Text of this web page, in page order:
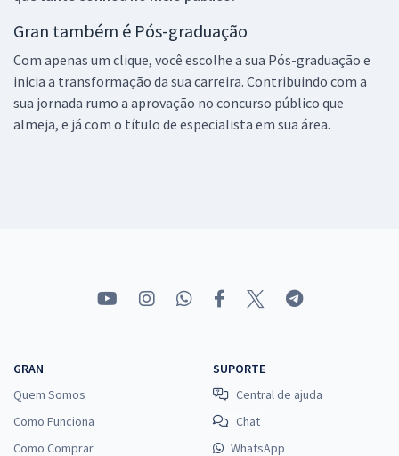
Gran também é Pós-graduação
Com apenas um clique, você escolhe a sua Pós-graduação e
inicia a transformação da sua carreira. Contribuindo com a
sua jornada rumo a aprovação no concurso público que
almeja, e já com o título de especialista em sua área.
GRAN
Quem Somos
Como Funciona
Como Comprar
SUPORTE
Central de ajuda
Chat
WhatsApp